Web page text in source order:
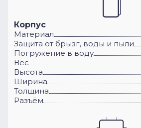
Корпус
Материал
Защита от брызг, воды и пыли
Погружение в воду
Вес
Высота
Ширина
Толщина
Разъём